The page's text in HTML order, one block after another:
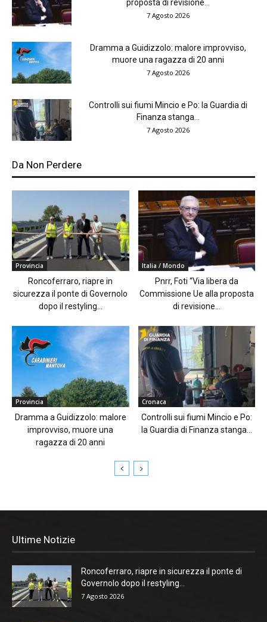
proposta di revisione...
7 Agosto 2026
Dramma a Guidizzolo: malore improvviso,
muore una ragazza di 20 anni
7 Agosto 2026
Controlli sui fiumi Mincio e Po: la Guardia di
Finanza stanga...
7 Agosto 2026
Da Non Perdere
Provincia
Roncoferraro, riapre in
sicurezza il ponte di Governolo
dopo il restyling...
Italia / Mondo
Pnrr, Foti “Via libera da
Commissione Ue alla proposta
di revisione...
Provincia
Dramma a Guidizzolo: malore
improvviso, muore una
ragazza di 20 anni
Cronaca
Controlli sui fiumi Mincio e Po:
la Guardia di Finanza stanga...
Ultime Notizie
Roncoferraro, riapre in sicurezza il ponte di
Governolo dopo il restyling...
7 Agosto 2026